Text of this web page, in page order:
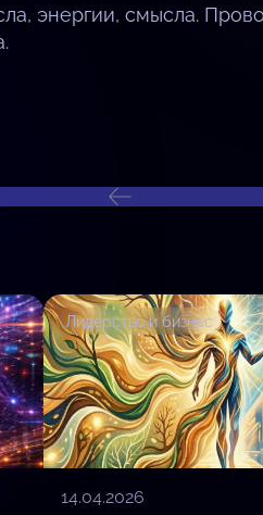
энергии, смысла.
Лидерство и бизнес
14.04.2026